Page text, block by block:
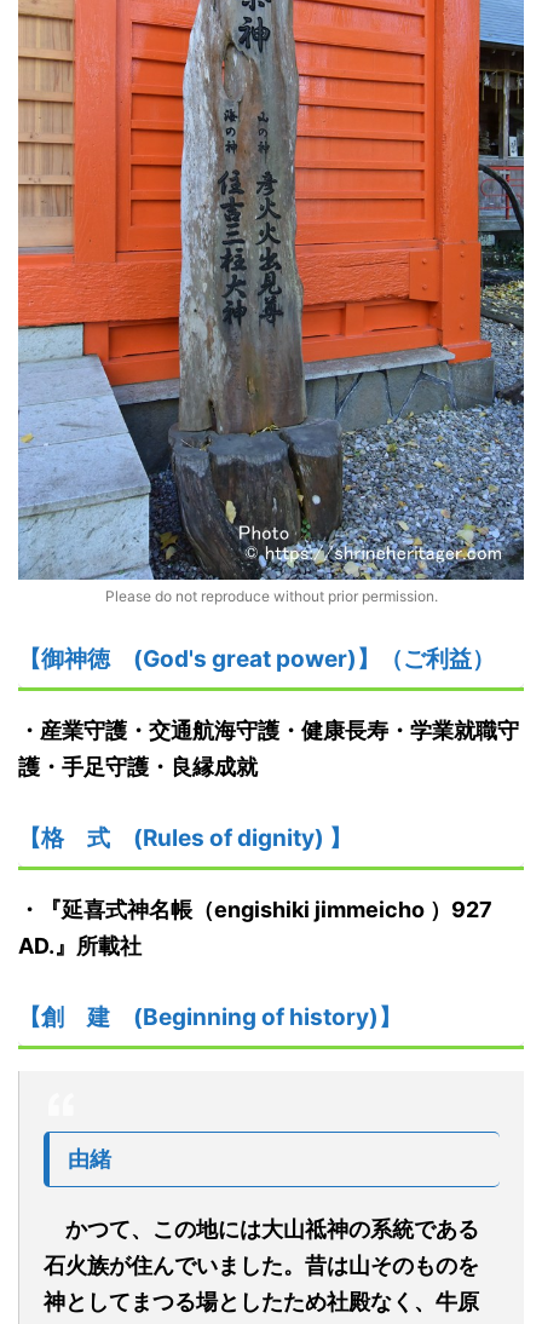
Please do not reproduce without prior permission.
【御神徳 (God's great power)】 （ご利益）
・産業守護・交通航海守護・健康長寿・学業就職守
護・手足守護・良縁成就
【格 式 (Rules of dignity) 】
・『延喜式神名帳 （engishiki jimmeicho ） 927
AD. 』 所載社
【創 建 (Beginning of history)】
由緒
かつて、この地には大山祗神の系統である
石火族が住んでいました。昔は山そのものを
神としてまつる場としたため社殿なく、牛原